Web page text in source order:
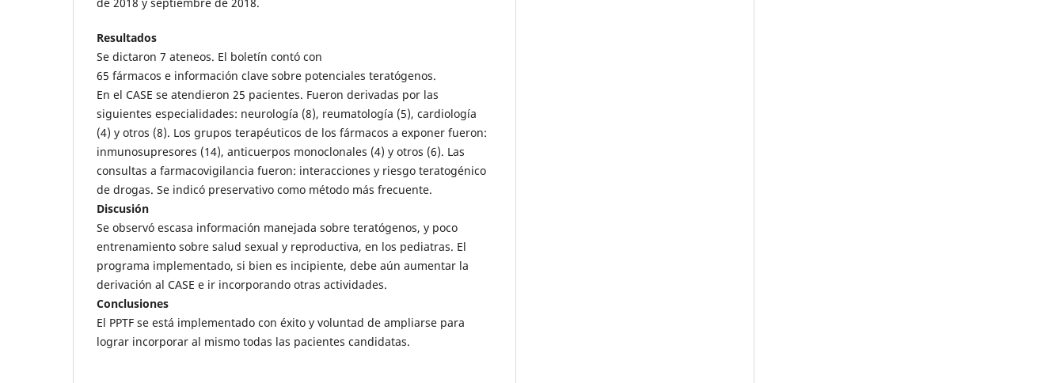
Resultados
Se dictaron 7 ateneos. El boletín contó con
65 fármacos e información clave sobre potenciales teratógenos.
En el CASE se atendieron 25 pacientes. Fueron derivadas por las
siguientes especialidades: neurología (8), reumatología (5), cardiología
(4) y otros (8). Los grupos terapéuticos de los fármacos a exponer fueron:
inmunosupresores (14), anticuerpos monoclonales (4) y otros (6). Las
consultas a farmacovigilancia fueron: interacciones y riesgo teratogénico
de drogas. Se indicó preservativo como método más frecuente.
Discusión
Se observó escasa información manejada sobre teratógenos, y poco
entrenamiento sobre salud sexual y reproductiva, en los pediatras. El
programa implementado, si bien es incipiente, debe aún aumentar la
derivación al CASE e ir incorporando otras actividades.
Conclusiones
El PPTF se está implementado con éxito y voluntad de ampliarse para
lograr incorporar al mismo todas las pacientes candidatas.